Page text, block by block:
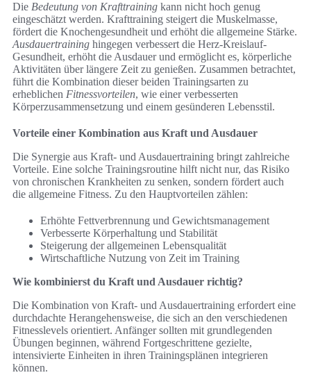
Die Bedeutung von Krafttraining kann nicht hoch genug
eingeschätzt werden. Krafttraining steigert die Muskelmasse,
fördert die Knochengesundheit und erhöht die allgemeine Stärke.
Ausdauertraining hingegen verbessert die Herz-Kreislauf-
Gesundheit, erhöht die Ausdauer und ermöglicht es, körperliche
Aktivitäten über längere Zeit zu genießen. Zusammen betrachtet,
führt die Kombination dieser beiden Trainingsarten zu
erheblichen Fitnessvorteilen, wie einer verbesserten
Körperzusammensetzung und einem gesünderen Lebensstil.
Vorteile einer Kombination aus Kraft und Ausdauer
Die Synergie aus Kraft- und Ausdauertraining bringt zahlreiche
Vorteile. Eine solche Trainingsroutine hilft nicht nur, das Risiko
von chronischen Krankheiten zu senken, sondern fördert auch
die allgemeine Fitness. Zu den Hauptvorteilen zählen:
Erhöhte Fettverbrennung und Gewichtsmanagement
Verbesserte Körperhaltung und Stabilität
Steigerung der allgemeinen Lebensqualität
Wirtschaftliche Nutzung von Zeit im Training
Wie kombinierst du Kraft und Ausdauer richtig?
Die Kombination von Kraft- und Ausdauertraining erfordert eine
durchdachte Herangehensweise, die sich an den verschiedenen
Fitnesslevels orientiert. Anfänger sollten mit grundlegenden
Übungen beginnen, während Fortgeschrittene gezielte,
intensivierte Einheiten in ihren Trainingsplänen integrieren
können.